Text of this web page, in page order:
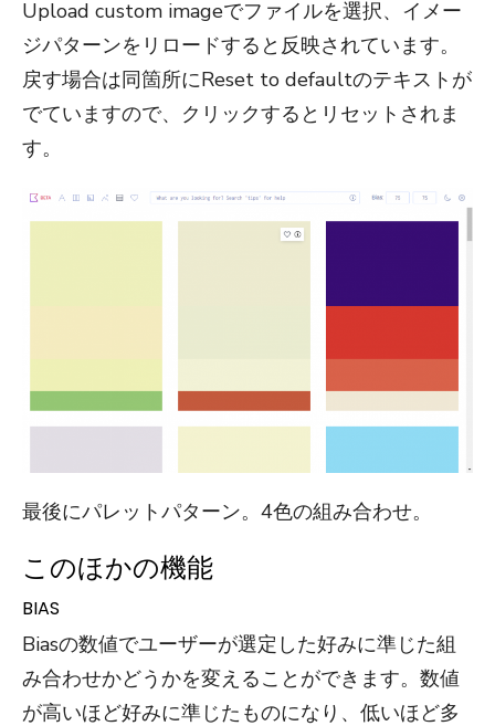
Upload custom imageでファイルを選択、イメー
ジパターンをリロードすると反映されています。
戻す場合は同箇所にReset to defaultのテキストが
でていますので、クリックするとリセットされま
す。
最後にパレットパターン。4色の組み合わせ。
このほかの機能
BIAS
Biasの数値でユーザーが選定した好みに準じた組
み合わせかどうかを変えることができます。数値
が高いほど好みに準じたものになり、低いほど多